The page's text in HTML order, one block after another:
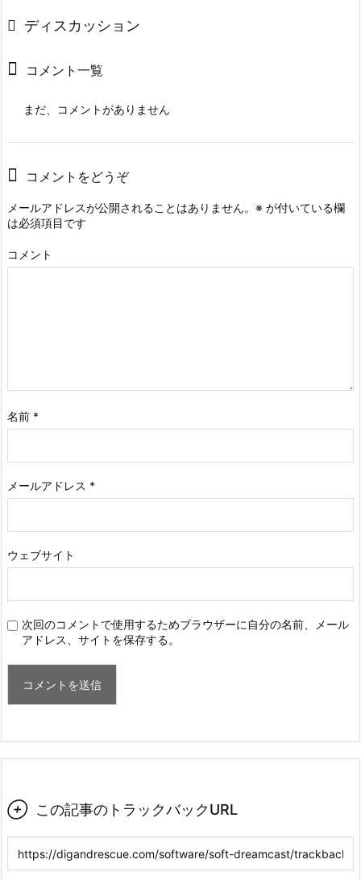
ディスカッション
コメント一覧
まだ、コメントがありません
コメントをどうぞ
メールアドレスが公開されることはありません。 ※ が付いている欄
は必須項目です
コメント
名前 *
メールアドレス *
ウェブサイト
次回のコメントで使用するためブラウザーに自分の名前、メール
アドレス、サイトを保存する。
 この記事のトラックバックURL